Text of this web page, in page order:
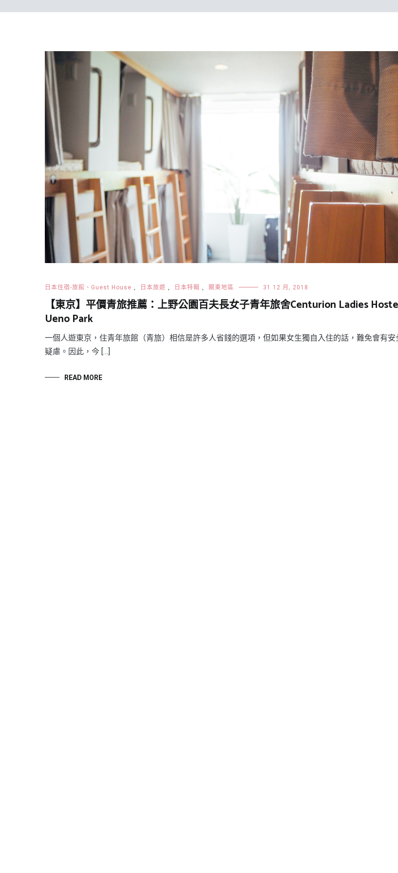
日本住宿-旅館、Guest House 日本旅遊 日本特輯 關東地區 31 12 月, 2018
【東京】平價青旅推薦：上野公園百夫長女子青年旅舍Centurion Ladies
Ueno Park
一個人遊東京，住青年旅館（青旅）相信是許多人省錢的選項，但如果女生獨自入住的話，難免會有安
疑慮。因此，今 […]
READ MORE